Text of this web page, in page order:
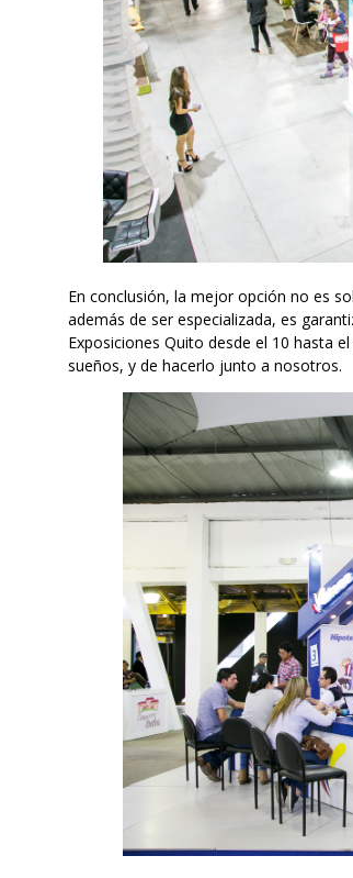
En conclusión, la mejor opción no es
además de ser especializada, es
Exposiciones Quito desde el 10 hasta
sueños, y de hacerlo junto a nosotros.